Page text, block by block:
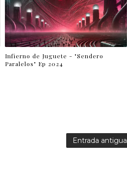
Infierno de Juguete - "Sendero
Paralelos" Ep 2024
Entrada antigua